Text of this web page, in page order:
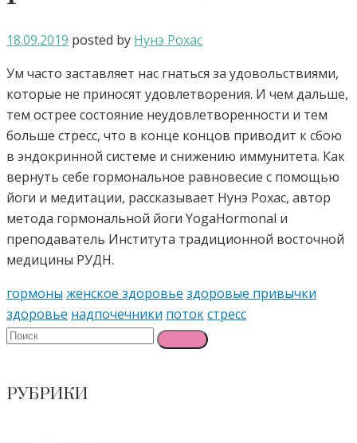
18.09.2019 posted by Нунэ Рохас
Ум часто заставляет нас гнаться за удовольствиями,
которые не приносят удовлетворения. И чем дальше,
тем острее состояние неудовлетворенности и тем
больше стресс, что в конце концов приводит к сбою
в эндокринной системе и снижению иммунитета. Как
вернуть себе гормональное равновесие с помощью
йоги и медитации, рассказывает Нунэ Рохас, автор
метода гормональной йоги YogaHormonal и
преподаватель Института традиционной восточной
медицины РУДН.
гормоны женское здоровье здоровые привычки
здоровье надпочечники потокстресс
РУБРИКИ